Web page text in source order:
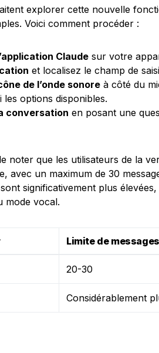
explorer cette nouvelle
Voici comment procéder :
Claude sur votre
et localisez le champ de
de l’onde sonore à côté du
options disponibles.
conversation en posant une
noter que les utilisateurs de la
avec un maximum de 30
significativement plus
mode vocal.
Limite de
20-30
Considérablement